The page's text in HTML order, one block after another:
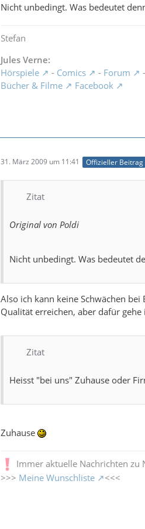
Nicht unbedingt. Was bedeutet
Stefan
Jules Verne:
Hörspiele
- Comics - Forum -
Bücher & Filme
Facebook
31. März 2009 um 11:41 Offizieller Beitrag
Zitat
Original von Poldi
Nicht unbedingt. Was bedeutet
Also ich kann keine Schwächen
Qualität erreichen, aber dafür
Zitat
Heisst "bei uns" Zuhause oder
Zuhause
Immer aktuelle Nachrichten zu
>>> Meine Wunschliste <<<